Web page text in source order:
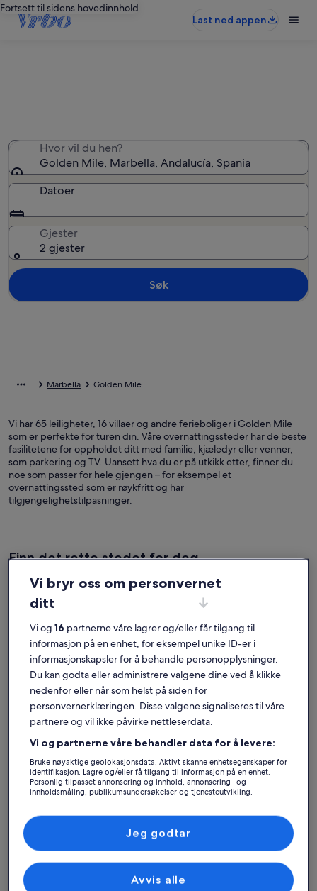
Fortsett til sidens hovedinnhold
Last ned appen
Hvor vil du hen?
Golden Mile, Marbella, Andalucía, Spania
Datoer
Gjester
2 gjester
Søk
Marbella Golden Mile
Vi har 65 leiligheter, 16 villaer og andre ferieboliger i Golden Mile
som er perfekte for turen din. Våre overnattingssteder har de beste
fasilitetene for oppholdet ditt med familie, kjæledyr eller venner,
som parkering og TV. Uansett hva du er på utkikk etter, finner du
noe som passer for hele gjengen – for eksempel et
overnattingssted som er røykfritt og har
tilgjengelighetstilpasninger.
Finn det rette stedet for deg
Søk etter hus Søk etter leiligheter
Finn det beste
overnattingsstedet – Golden
Mile
Mer informasjon om Villa i den gyldne milen til Marbella
Mer
Vi bryr oss om personvernet
ditt
Vi og 16 partnerne våre lagrer og/eller får tilgang til
informasjon på en enhet, for eksempel unike ID-er i
informasjonskapsler for å behandle personopplysninger.
Du kan godta eller administrere valgene dine ved å klikke
nedenfor eller når som helst på siden for
personvernerklæringen. Disse valgene signaliseres til våre
partnere og vil ikke påvirke nettleserdata.
Vi og partnerne våre behandler data for å levere:
Bruke nøyaktige geolokasjonsdata. Aktivt skanne enhetsegenskaper for
identifikasjon. Lagre og/eller få tilgang til informasjon på en enhet.
Personlig tilpasset annonsering og innhold, annonsering- og
innholdsmåling, publikumsundersøkelser og tjenesteutvikling.
Avvis alle
Jeg godtar